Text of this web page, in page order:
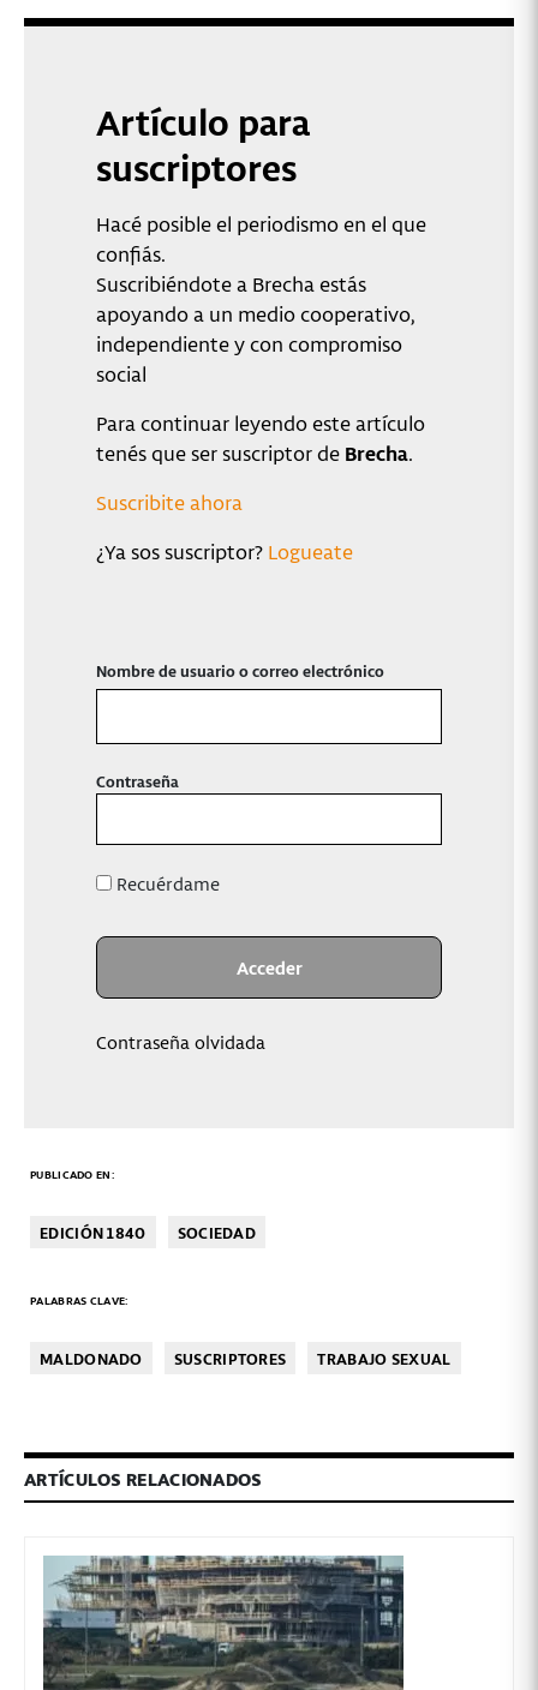
Artículo para
suscriptores
Hacé posible el periodismo en el que
confiás.
Suscribiéndote a Brecha estás
apoyando a un medio cooperativo,
independiente y con compromiso
social
Para continuar leyendo este artículo
tenés que ser suscriptor de Brecha.
Suscribite ahora
¿Ya sos suscriptor? Logueate
Nombre de usuario o correo electrónico
Contraseña
Recuérdame
Contraseña olvidada
PUBLICADO EN:
EDICIÓN 1840 SOCIEDAD
PALABRAS CLAVE:
MALDONADO SUSCRIPTORES TRABAJO SEXUAL
ARTÍCULOS RELACIONADOS